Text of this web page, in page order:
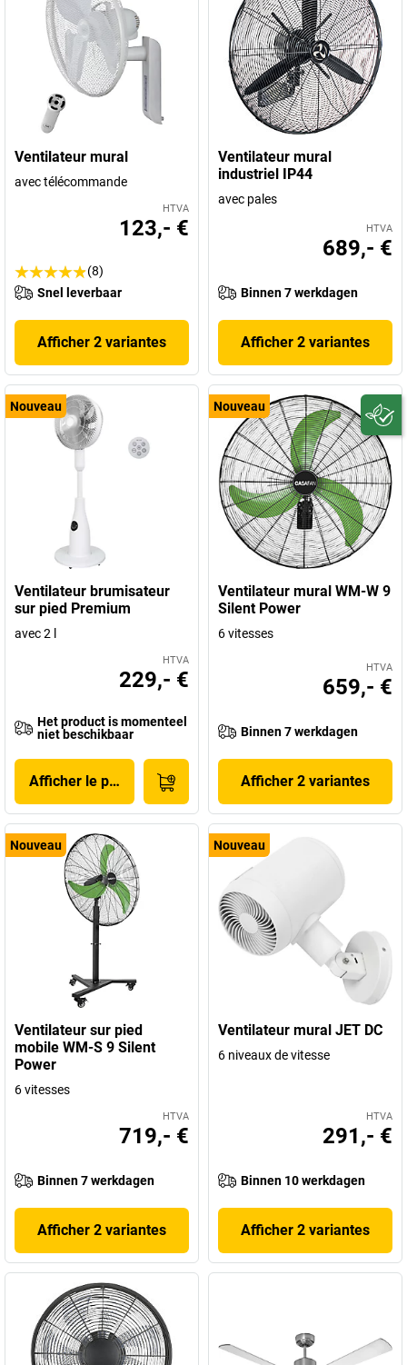
Ventilateur mural
avec télécommande
HTVA
123,- €
(8)
Snel leverbaar
Afficher 2 variantes
Ventilateur mural
industriel IP44
avec pales
HTVA
689,- €
Binnen 7 werkdagen
Afficher 2 variantes
Nouveau
Ventilateur brumisateur
sur pied Premium
avec 2 l
HTVA
229,- €
Het product is momenteel
niet beschikbaar
Afficher le produit
Nouveau
Ventilateur mural WM-W 9
Silent Power
6 vitesses
HTVA
659,- €
Binnen 7 werkdagen
Afficher 2 variantes
Nouveau
Ventilateur sur pied
mobile WM-S 9 Silent
Power
6 vitesses
HTVA
719,- €
Binnen 7 werkdagen
Afficher 2 variantes
Nouveau
Ventilateur mural JET DC
6 niveaux de vitesse
HTVA
291,- €
Binnen 10 werkdagen
Afficher 2 variantes